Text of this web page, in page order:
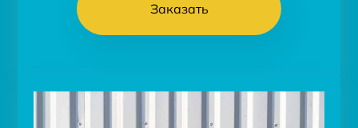
Заказать